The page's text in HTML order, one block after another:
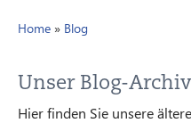
Home » Blog
Unser Blog-Archiv
Hier finden Sie unsere